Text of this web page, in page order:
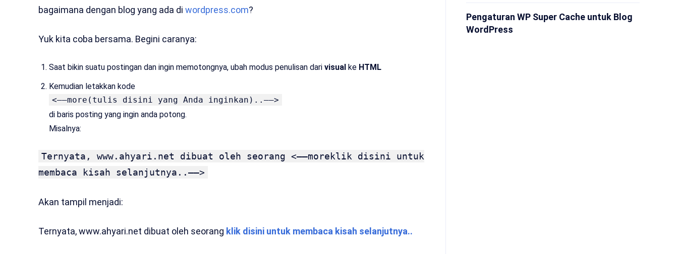
bagaimana dengan blog yang ada di wordpress.com?
Yuk kita coba bersama. Begini caranya:
Saat bikin suatu postingan dan ingin memotongnya, ubah modus penulisan dari visual ke HTML
Kemudian letakkan kode
<––more(tulis disini yang Anda inginkan)..––>
di baris posting yang ingin anda potong.
Misalnya:
Ternyata, www.ahyari.net dibuat oleh seorang <––moreklik disini untuk
membaca kisah selanjutnya..––>
Akan tampil menjadi:
Ternyata, www.ahyari.net dibuat oleh seorang klik disini untuk membaca kisah selanjutnya..
Pengaturan WP Super Cache untuk Blog
WordPress